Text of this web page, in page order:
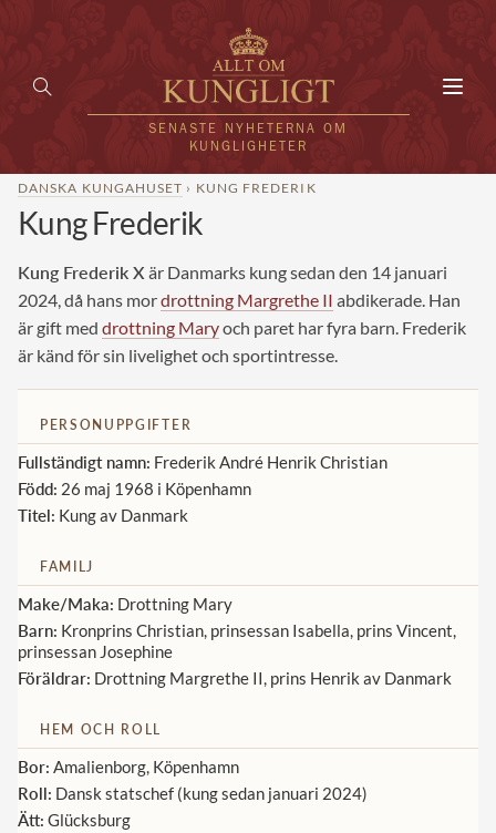
SENASTE NYHETERNA OM
KUNGLIGHETER
KUNGAFAMILJEN
UTLÄNDSKT
KÄNDISAR
VÄRLDENS KUNGAHUS
Svenska kungahuset
Brittiska kungahuset
Spanska kungahuset
Nederländska kungahuset
Belgiska kungahuset
Luxemburgska storhertighuset
Japanska kejsarhuset
REDAKTION
DANSKA KUNGAHUSET › KUNG FREDERIK
Kung Frederik
Kung Frederik X är Danmarks kung sedan den 14 januari
2024, då hans mordrottning Margrethe II abdikerade. Han
är gift med drottning Maryoch paret har fyra barn. Frederik
är känd för sin livelighet och sportintresse.
PERSONUPPGIFTER
Fullständigt namn: Frederik André Henrik Christian
Född: 26 maj 1968 i Köpenhamn
Titel: Kung av Danmark
FAMILJ
Make/Maka: Drottning Mary
Barn: Kronprins Christian, prinsessan Isabella, prins Vincent,
prinsessan Josephine
Föräldrar: Drottning Margrethe II, prins Henrik av Danmark
HEM OCH ROLL
Bor: Amalienborg, Köpenhamn
Roll: Dansk statschef (kung sedan januari 2024)
Ätt: Glücksburg